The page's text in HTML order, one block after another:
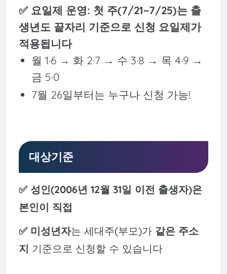
✅ 요일제 운영: 첫 주(7/21~7/25)는 출
생년도 끝자리 기준으로 신청 요일제가
적용됩니다
월 1·6 → 화 2·7 → 수 3·8 → 목 4·9 →
금 5·0
7월 26일부터는 누구나 신청 가능!
대상기준
✅ 성인(2006년 12월 31일 이전 출생자)은
본인이 직접
✅ 미성년자는 세대주(부모)가 같은 주소
지 기준으로 신청할 수 있습니다